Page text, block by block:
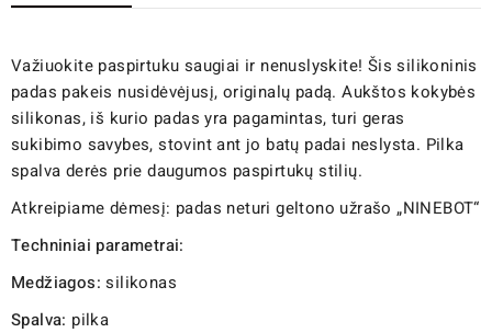
Važiuokite paspirtuku saugiai ir nenuslyskite! Šis silikoninis
padas pakeis nusidėvėjusį, originalų padą. Aukštos kokybės
silikonas, iš kurio padas yra pagamintas, turi geras
sukibimo savybes, stovint ant jo batų padai neslysta. Pilka
spalva derės prie daugumos paspirtukų stilių.
Atkreipiame dėmesį: padas neturi geltono užrašo „NINEBOT“
Techniniai parametrai:
Medžiagos: silikonas
Spalva: pilka